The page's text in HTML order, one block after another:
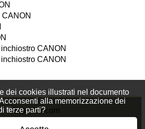
dei cookies illustrati nel documento
alla memorizzazione dei
terze parti?
CANON
CANON